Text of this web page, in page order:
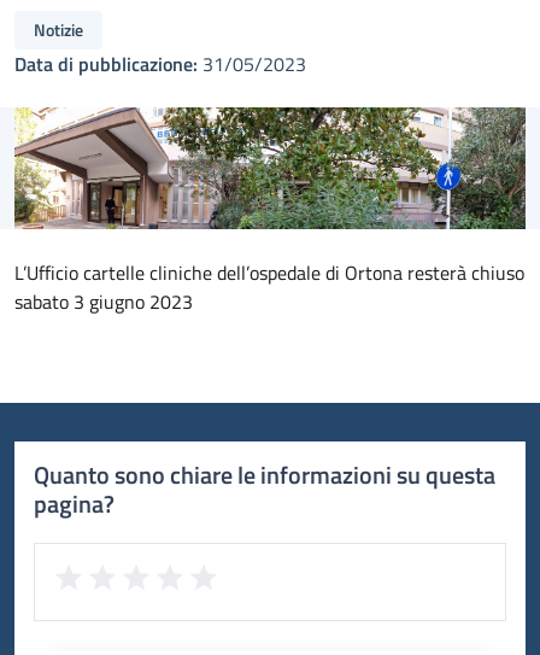
Notizie
Data di pubblicazione: 31/05/2023
L’Ufficio cartelle cliniche dell’ospedale di Ortona resterà chiuso
sabato 3 giugno 2023
Quanto sono chiare le informazioni su questa
pagina?